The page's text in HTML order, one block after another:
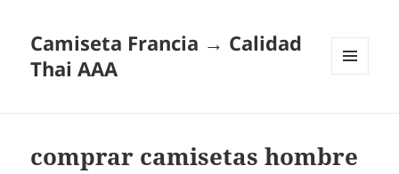
Camiseta Francia → Calidad
Thai AAA
comprar camisetas hombre